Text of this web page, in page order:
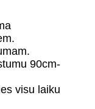
90cm-
visu laiku